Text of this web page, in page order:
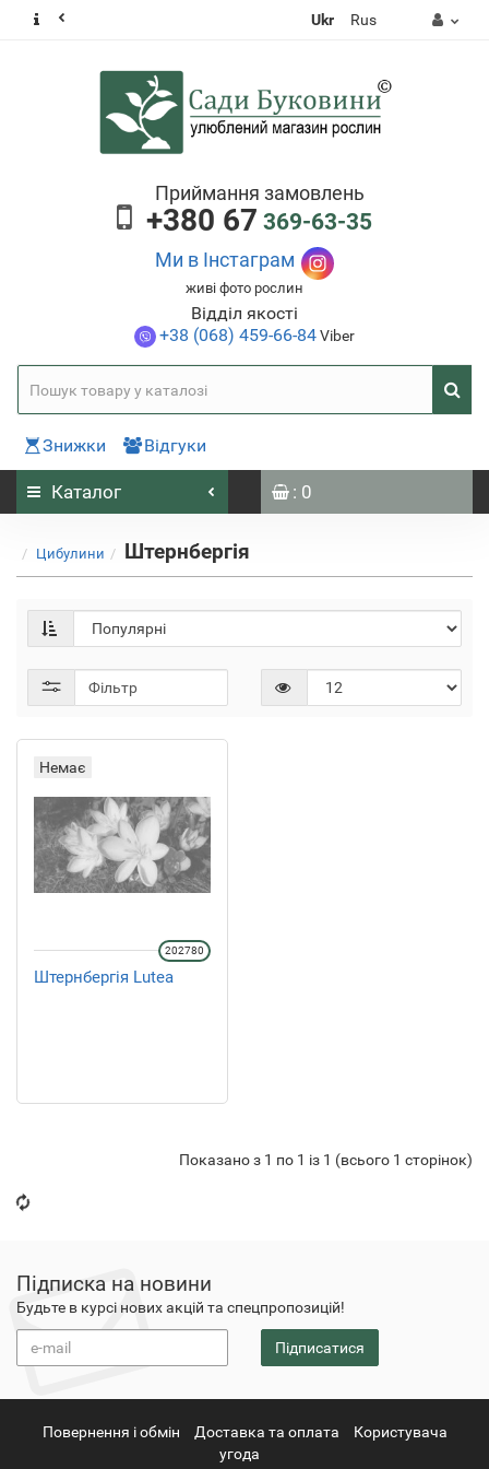
Ukr Rus
Приймання замовлень
+380 67 369-63-35
Ми в Інстаграм
живі фото рослин
Відділ якості
+38 (068) 459-66-84Viber
Знижки Відгуки
Каталог : 0
Цибулини Штернбергія
Фільтр
Немає
Штернбергія Lutea
202780
Показано з 1 по 1 із 1 (всього 1 сторінок)
Підписка на новини
Будьте в курсі нових акцій та спецпропозицій!
Підписатися
Повернення i обмін Доставка та оплата
Користувача
угода